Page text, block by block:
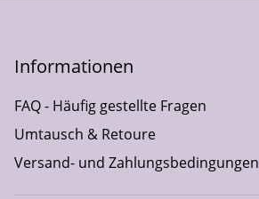
Informationen
FAQ - Häufig gestellte Fragen
Umtausch & Retoure
Versand- und Zahlungsbedingungen